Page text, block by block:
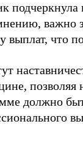
подчеркнула
важно
выплат, что
позволяя
должно